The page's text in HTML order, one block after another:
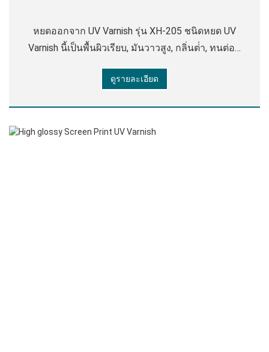
หยดออกจาก UV Varnish รุ่น XH-205 ชนิดหยด UV
Varnish นี้เป็นพื้นผิวเรียบ, มันวาวสูง, กลิ่นต่ํา, ทนต่อสี
ระดับที่ดี, ทนต่อการสึกหรอได้ดีและทนต่อรอยขีดข่วน
ดูรายละเอียด